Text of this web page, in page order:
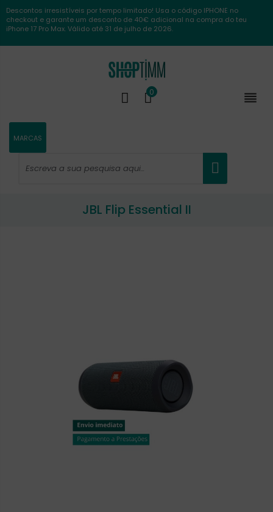
Descontos irresistíveis por tempo limitado! Usa o código IPHONE no
checkout e garante um desconto de 40€ adicional na compra do teu
iPhone 17 Pro Max. Válido até 31 de julho de 2026.

0
MARCAS
JBL Flip Essential II